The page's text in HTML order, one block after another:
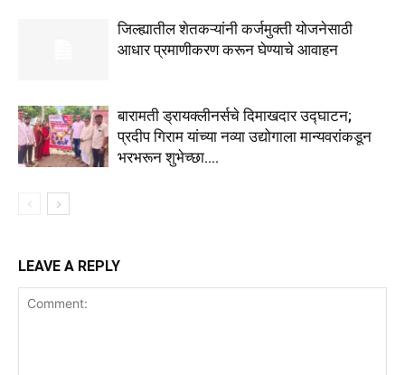
जिल्ह्यातील शेतकऱ्यांनी कर्जमुक्ती योजनेसाठी
आधार प्रमाणीकरण करून घेण्याचे आवाहन
बारामती ड्रायक्लीनर्सचे दिमाखदार उद्घाटन;
प्रदीप गिराम यांच्या नव्या उद्योगाला मान्यवरांकडून
भरभरून शुभेच्छा….
LEAVE A REPLY